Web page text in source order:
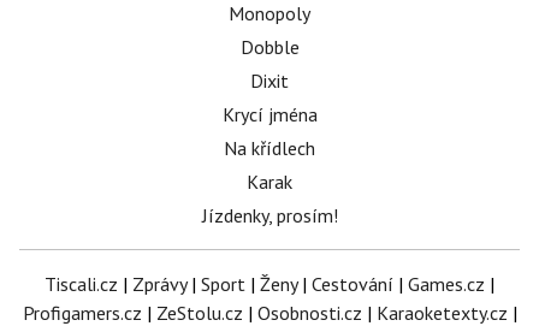
Monopoly
Dobble
Dixit
Krycí jména
Na křídlech
Karak
Jízdenky, prosím!
Tiscali.cz | Zprávy| Sport | Ženy| Cestování | Games.cz |
Profigamers.cz | ZeStolu.cz | Osobnosti.cz | Karaoketexty.cz |